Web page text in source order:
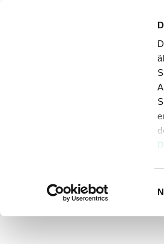
Aktuelles